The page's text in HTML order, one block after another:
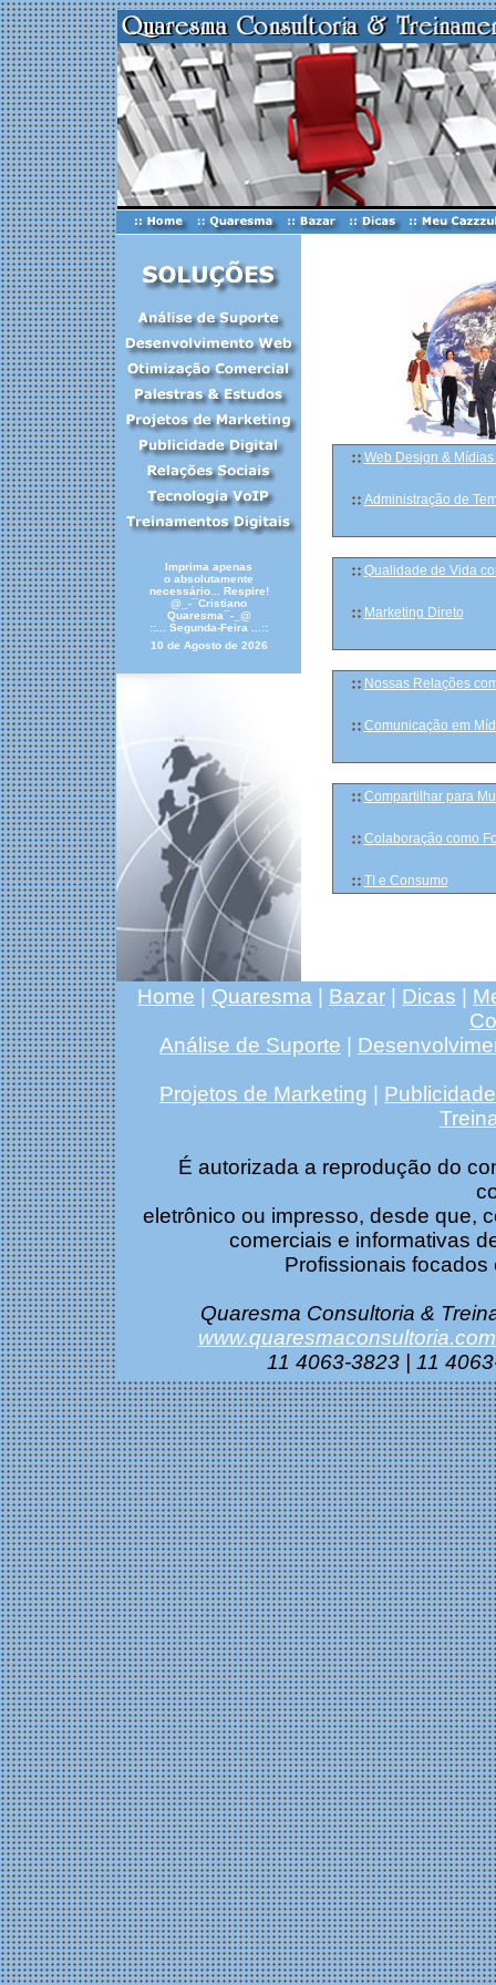
Imprima apenas
o absolutamente
necessário... Respire!
@_-¯Cristiano
Quaresma¯-_@
::... Segunda-Feira ...::
10 de Agosto de 2026
Web Design &
Administração de
Qualidade de Vida
Marketing Direto
Nossas Relações
Comunicação em
Compartilhar para
Colaboração como
TI e Consumo
Home Quaresma Bazar Dicas
Análise de Suporte
Projetos de Marketing
É autorizada a reprodução do
eletrônico ou impresso, desde que,
comerciais e informativas
Profissionais focados
Quaresma Consultoria &
11 4063-3823 | 11